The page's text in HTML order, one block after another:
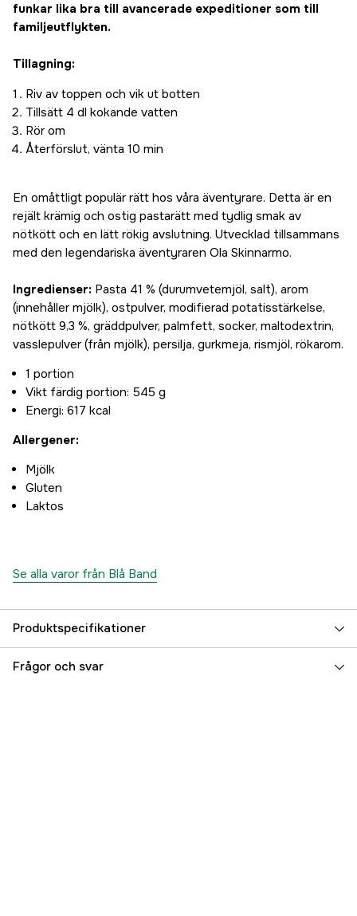
funkar lika bra till avancerade expeditioner som till
familjeutflykten.
Tillagning:
Riv av toppen och vik ut botten
Tillsätt 4 dl kokande vatten
Rör om
Återförslut, vänta 10 min
En omåttligt populär rätt hos våra äventyrare. Detta är en
rejält krämig och ostig pastarätt med tydlig smak av
nötkött och en lätt rökig avslutning. Utvecklad tillsammans
med den legendariska äventyraren Ola Skinnarmo.
Ingredienser: Pasta 41 % (durumvetemjöl, salt), arom
(innehåller mjölk), ostpulver, modifierad potatisstärkelse,
nötkött 9,3 %, gräddpulver, palmfett, socker, maltodextrin,
vasslepulver (från mjölk), persilja, gurkmeja, rismjöl, rökarom.
1 portion
Vikt färdig portion: 545 g
Energi: 617 kcal
Allergener:
Mjölk
Gluten
Laktos
Se alla varor från Blå Band
Produktspecifikationer
Referensnummer 3000028459
Frågor och svar